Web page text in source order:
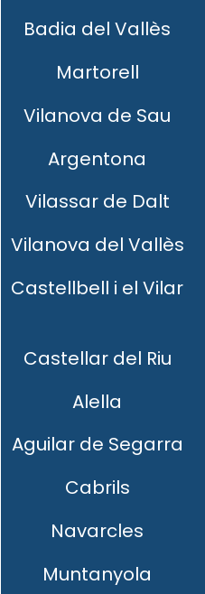
Badia del Vallès
Martorell
Vilanova de Sau
Argentona
Vilassar de Dalt
Vilanova del Vallès
Castellbell i el Vilar
Castellar del Riu
Alella
Aguilar de Segarra
Cabrils
Navarcles
Muntanyola